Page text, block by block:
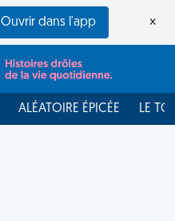
Ouvrir dans l'app ×
ALÉATOIRE ÉPICÉE LE